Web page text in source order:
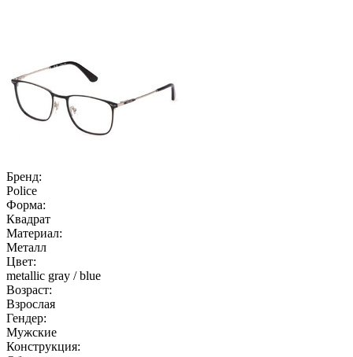
Бренд:
Police
Форма:
Квадрат
Материал:
Металл
Цвет:
metallic gray / blue
Возраст:
Взрослая
Гендер:
Мужские
Конструкция: